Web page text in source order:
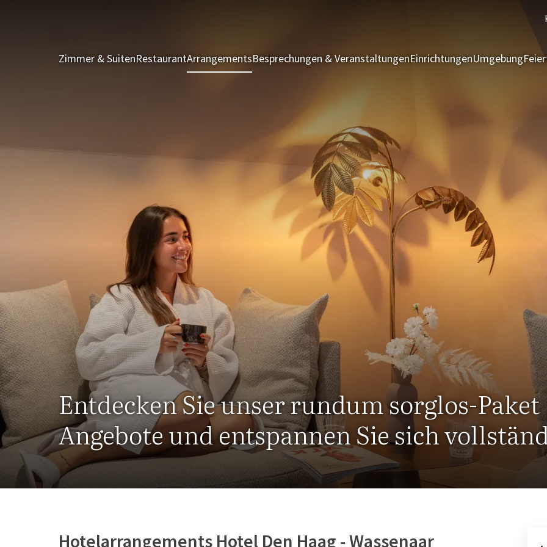
Zimmer & SuitenRestaurantArrangementsBesprechungen & VeranstaltungenEinrichtungenUmgebung
Entdecken Sie unser rundum sorglos-Paket
Angebote und entspannen Sie sich
Hotelarrangements Hotel Den Haag - Wassenaar